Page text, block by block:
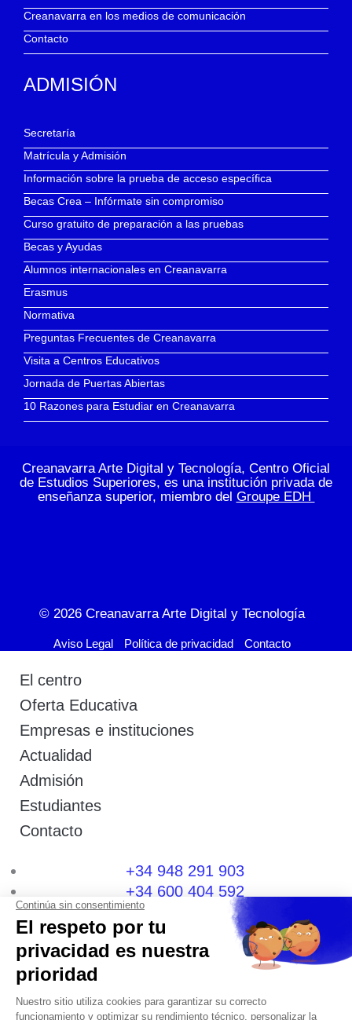
Creanavarra en los medios de comunicación
Contacto
ADMISIÓN
Secretaría
Matrícula y Admisión
Información sobre la prueba de acceso específica
Becas Crea – Infórmate sin compromiso
Curso gratuito de preparación a las pruebas
Becas y Ayudas
Alumnos internacionales en Creanavarra
Erasmus
Normativa
Preguntas Frecuentes de Creanavarra
Visita a Centros Educativos
Jornada de Puertas Abiertas
10 Razones para Estudiar en Creanavarra
Creanavarra Arte Digital y Tecnología, Centro Oficial
de Estudios Superiores, es una institución privada de
enseñanza superior, miembro del Groupe EDH
© 2026 Creanavarra Arte Digital y Tecnología
Aviso Legal Política de privacidad Contacto
El centro
Oferta Educativa
Empresas e instituciones
Actualidad
Admisión
Estudiantes
Contacto
+34 948 291 903
+34 600 404 592
I
n
s
t
a
F
a
c
e
b
T
w
t
L
i
e
i
e
Y
o
u
u